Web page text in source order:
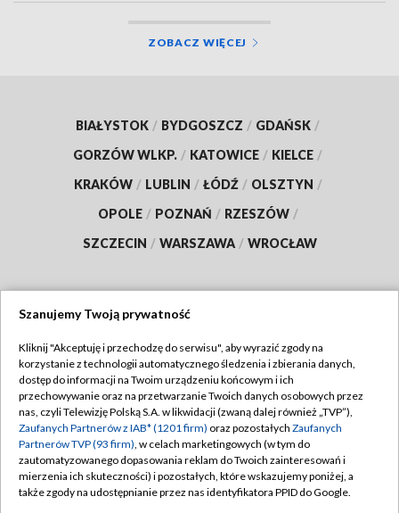
ZOBACZ WIĘCEJ
BIAŁYSTOK / BYDGOSZCZ / GDAŃSK /
GORZÓW WLKP. / KATOWICE / KIELCE /
KRAKÓW / LUBLIN / ŁÓDŹ / OLSZTYN /
OPOLE / POZNAŃ / RZESZÓW /
SZCZECIN / WARSZAWA / WROCŁAW
TVP
Abonament TVP
Emisja w TVP
Centrum informacji TVP
Naziemna Telewizja Cyfrowa
Regulamin TVP
Polityka prywatności
Moje zgody
Pomoc
Szanujemy Twoją prywatność
Kliknij "Akceptuję i przechodzę do serwisu", aby wyrazić zgody na
korzystanie z technologii automatycznego śledzenia i zbierania danych,
dostęp do informacji na Twoim urządzeniu końcowym i ich
przechowywanie oraz na przetwarzanie Twoich danych osobowych przez
nas, czyli Telewizję Polską S.A. w likwidacji (zwaną dalej również „TVP”),
Zaufanych Partnerów z IAB* (1201 firm) oraz pozostałych Zaufanych
Partnerów TVP (93 firm), w celach marketingowych (w tym do
zautomatyzowanego dopasowania reklam do Twoich zainteresowań i
mierzenia ich skuteczności) i pozostałych, które wskazujemy poniżej, a
także zgody na udostępnianie przez nas identyfikatora PPID do Google.